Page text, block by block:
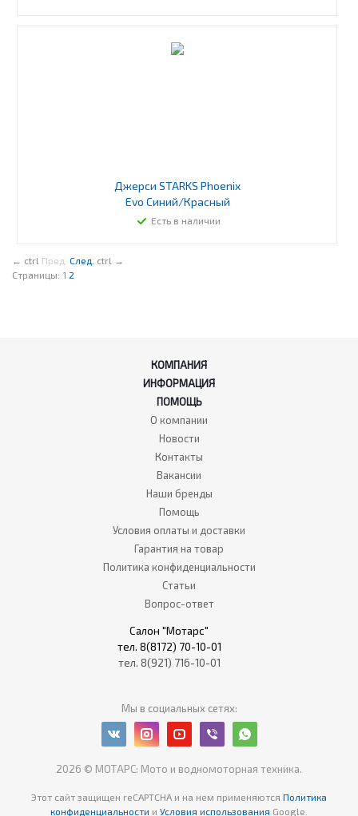
Джерси STARKS Phoenix
Evo Синий/Красный
Есть в наличии
← ctrl Пред. След. ctrl →
Страницы: 1 2
КОМПАНИЯ
ИНФОРМАЦИЯ
ПОМОЩЬ
О компании
Новости
Контакты
Вакансии
Наши бренды
Помощь
Условия оплаты и доставки
Гарантия на товар
Политика конфиденциальности
Статьи
Вопрос-ответ
Салон "Мотарс"
тел. 8(8172) 70-10-01
тел. 8(921) 716-10-01
Мы в социальных сетях:
2026 © МОТАРС: Мото и водномоторная техника.
Этот сайт защищен reCAPTCHA и на нем применяются Политика
конфиденциальности и Условия использования Google.